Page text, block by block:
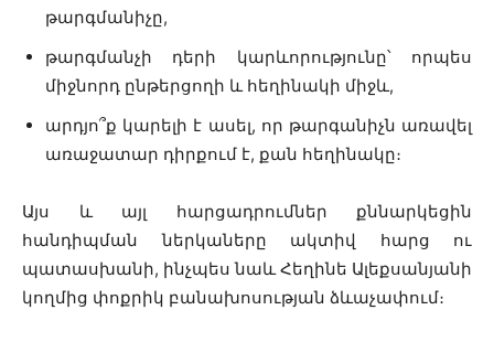
թարգմանիչը,
թարգմանչի դերի կարևորությունը՝ որպես
միջնորդ ընթերցողի և հեղինակի միջև,
արդյո՞ք կարելի է ասել, որ թարգանիչն առավել
առաջատար դիրքում է, քան հեղինակը։
Այս և այլ հարցադրումներ քննարկեցին
հանդիպման ներկաները ակտիվ հարց ու
պատասխանի, ինչպես նաև Հեղինե Ալեքսանյանի
կողմից փոքրիկ բանախոսության ձևաչափում։